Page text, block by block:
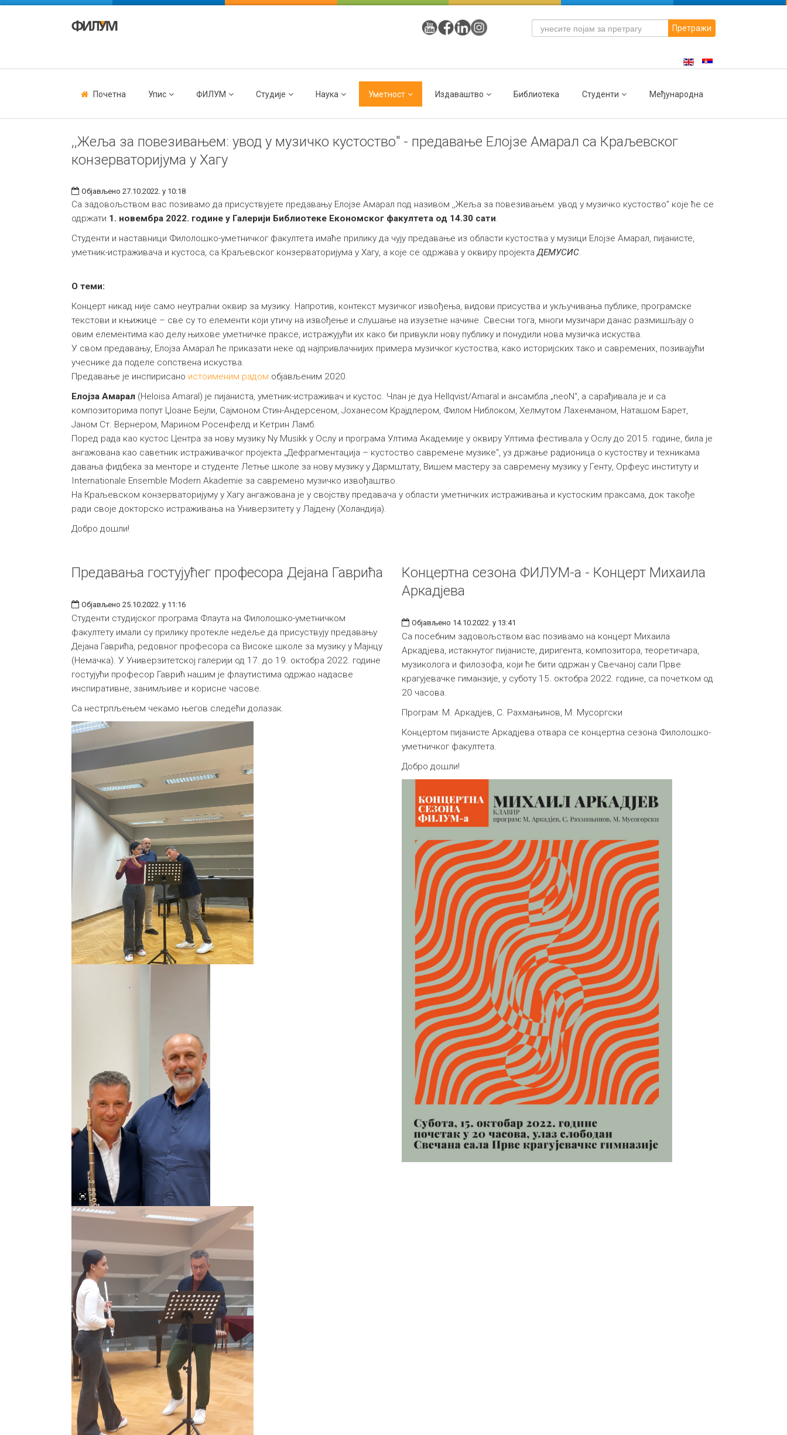
Претражи
Почетна Упис ФИЛУМ Студије Наука Уметност Издаваштво Библиотека Студенти Међународна
,,Жеља за повезивањем: увод у музичко кустоство" - предавање Елојзе Амарал са Краљевског
конзерваторијума у Хагу
Објављено 27.10.2022. у 10:18
Са задовољством вас позивамо да присуствујете предавању Елојзе Амарал под називом ,,Жеља за повезивањем: увод у музичко кустоство” које ће се
одржати 1. новембра 2022. године у Галерији Библиотеке Економског факултета од 14.30 сати.
Студенти и наставници Филолошко-уметничког факултета имаће прилику да чују предавање из области кустоства у музици Елојзе Амарал, пијанисте,
уметник-истраживача и кустоса, са Краљевског конзерваторијума у Хагу, а које се одржава у оквиру пројектаДЕМУСИС.
О теми:
Концерт никад није само неутрални оквир за музику. Напротив, контекст музичког извођења, видови присуства и укључивања публике, програмске
текстови и књижице – све су то елементи који утичу на извођење и слушање на изузетне начине. Свесни тога, многи музичари данас размишљају о
овим елементима као делу њихове уметничке праксе, истражујући их како би привукли нову публику и понудили нова музичка искуства.
У свом предавању, Елојза Амарал ће приказати неке од најпривлачнијих примера музичког кустоства, како историјских тако и савремених, позивајући
учеснике да поделе сопствена искуства.
Предавање је инспирисано истоименим радом објављеним 2020.
Елојза Амарал (Heloisa Amaral) је пијаниста, уметник-истраживач и кустос. Члан је дуа Hellqvist/Amaral и ансамбла „neoN“, а сарађивала је и са
композиторима попут Џоане Бејли, Сајмоном Стин-Андерсеном, Јоханесом Крајдлером, Филом Ниблоком, Хелмутом Лахенманом, Наташом Барет,
Јаном Ст. Вернером, Марином Росенфелд и Кетрин Ламб.
Поред рада као кустос Центра за нову музику Ny Musikk у Ослу и програма Ултима Академије у оквиру Ултима фестивала у Ослу до 2015. године, била је
ангажована као саветник истраживачког пројекта „Дефрагментација – кустоство савремене музике“, уз држање радионица о кустоству и техникама
давања фидбека за менторе и студенте Летње школе за нову музику у Дармштату, Вишем мастеру за савремену музику у Генту, Орфеус институту и
Internationale Ensemble Modern Akademie за савремено музичко извођаштво.
На Краљевском конзерваторијуму у Хагу ангажована је у својству предавача у области уметничких истраживања и кустоским праксама, док такође
ради своје докторско истраживања на Универзитету у Лајдену (Холандија).
Добро дошли!
Предавања гостујућег професора Дејана Гаврића
Објављено 25.10.2022. у 11:16
Студенти студијског програма Флаута на Филолошко-уметничком
факултету имали су прилику протекле недеље да присуствују предавању
Дејана Гаврића, редовног професора са Високе школе за музику у Мајнцу
(Немачка). У Универзитетској галерији од 17. до 19. октобра 2022. године
гостујући професор Гаврић нашим је флаутистима одржао надасве
инспиративне, занимљиве и корисне часове.
Са нестрпљењем чекамо његов следећи долазак.
Концертна сезона ФИЛУМ-а - Концерт Михаила
Аркадјева
Објављено 14.10.2022. у 13:41
Са посебним задовољством вас позивамо на концерт Михаила
Аркадјева, истакнутог пијанисте, диригента, композитора, теоретичара,
музиколога и филозофа, који ће бити одржан у Свечаној сали Прве
крагујевачке гиманзије, у суботу 15. октобра 2022. године, са почетком од
20 часова.
Програм: М. Аркадјев, С. Рахмањинов, М. Мусоргски
Концертом пијанисте Аркадјева отвара се концертна сезона Филолошко-
уметничког факултета.
Добро дошли!